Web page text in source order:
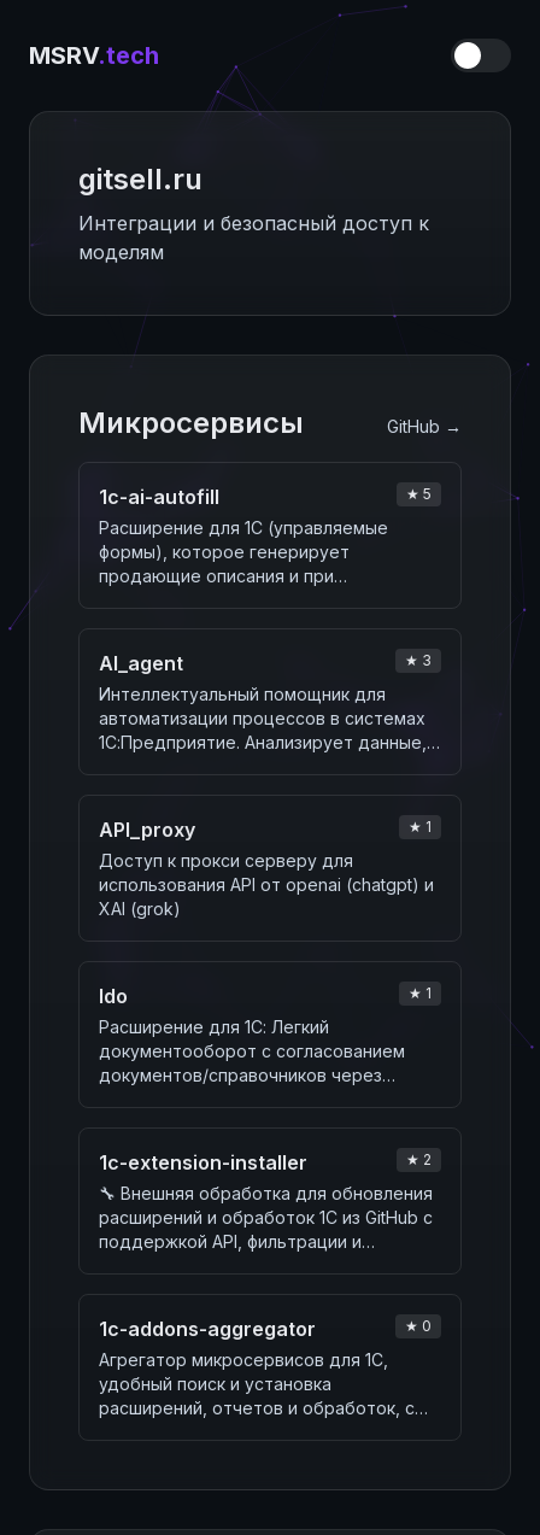
MSRV.tech
gitsell.ru
ИИ‑прокси — основной драйвер
платформы
Микросервисы GitHub →
1c-ai-autofill ★ 5
Расширение для 1С (управляемые
формы), которое генерирует
продающие описания и при
дополн…
AI_agent ★ 3
Интеллектуальный помощник для
автоматизации процессов в системах
1С:Предприятие. Анализирует данные,
API_proxy ★ 1
Доступ к прокси серверу для
использования API от openai (chatgpt) и
XAI (grok)
ldo ★ 1
Расширение для 1С: Легкий
документооборот с согласованием
документов/справочников через
1c-extension-installer ★ 2
🔧 Внешняя обработка для обновления
расширений и обработок 1С из GitHub с
поддержкой API, фильтрации и
1c-addons-aggregator ★ 0
Агрегатор микросервисов для 1С,
удобный поиск и установка
расширений, отчетов и обработок, с